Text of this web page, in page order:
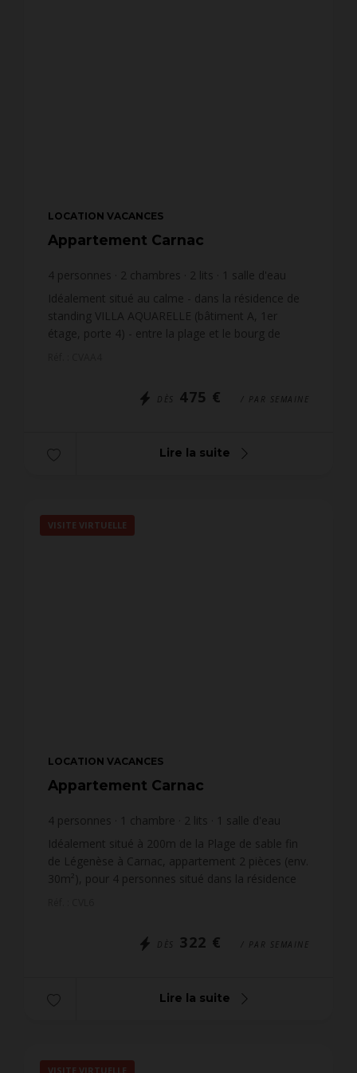
LOCATION VACANCES
Appartement Carnac
4 personnes 2 chambres 2 lits 1 salle d'eau
wi-fi
Idéalement situé au calme - dans la résidence de
standing VILLA AQUARELLE (bâtiment A, 1er
étage, porte 4) - entre la plage et le bourg de
DÈS 475 € / PAR SEMAINE
Lire la suite
VISITE VIRTUELLE
LOCATION VACANCES
Appartement Carnac
4 personnes 1 chambre 2 lits 1 salle d'eau
Idéalement situé à 200m de la Plage de sable fin
de Légenèse à Carnac, appartement 2 pièces (env.
30m²), pour 4 personnes situé dans la résidence
DÈS 322 € / PAR SEMAINE
Lire la suite
VISITE VIRTUELLE